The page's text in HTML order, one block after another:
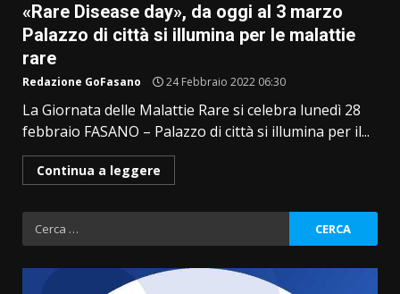
«Rare Disease day», da oggi al 3 marzo
Palazzo di città si illumina per le malattie
rare
Redazione GoFasano 24 Febbraio 2022 06:30
La Giornata delle Malattie Rare si celebra lunedì 28
febbraio FASANO – Palazzo di città si illumina per il...
Continua a leggere
Ricerca
per: